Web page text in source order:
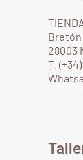
Bretón
28003
T.